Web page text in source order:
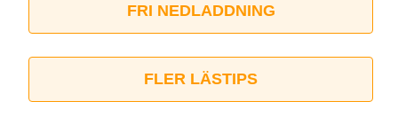
FRI NEDLADDNING
FLER LÄSTIPS